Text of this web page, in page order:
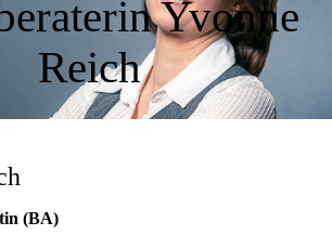
Yvonne
Reich
(BA)